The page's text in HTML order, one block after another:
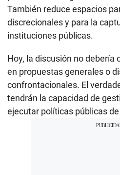
También reduce espacios
discrecionales y para la
instituciones públicas.
Hoy, la discusión no debería
en propuestas generales o
confrontacionales. El
tendrán la capacidad de
ejecutar políticas públicas